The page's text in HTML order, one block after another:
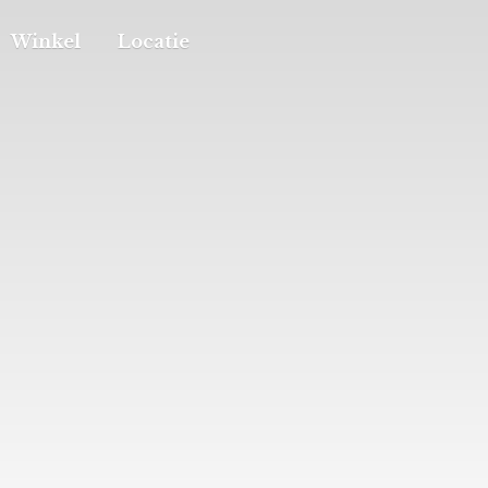
Winkel Locatie